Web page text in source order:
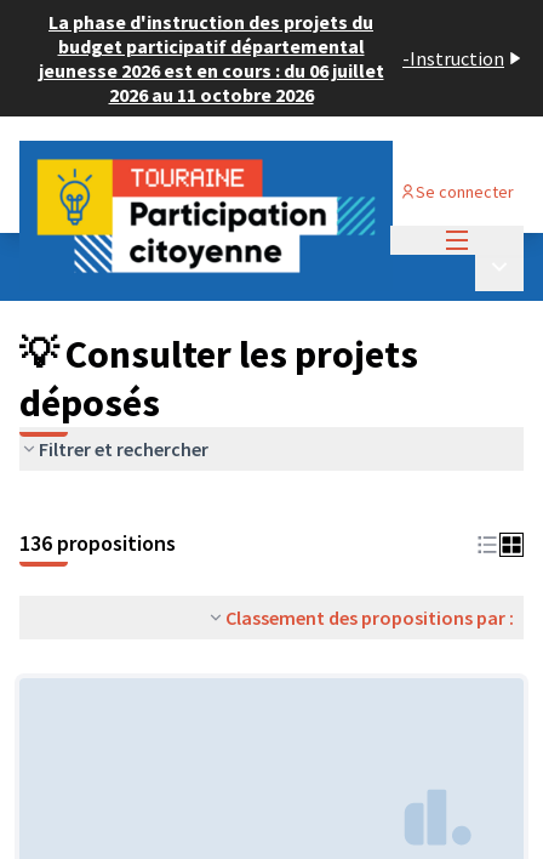
La phase d'instruction des projets du
budget participatif départemental
jeunesse 2026 est en cours : du 06 juillet
2026 au 11 octobre 2026
-Instruction
Se connecter
Budget Participatif JEUNESSE 2024
💡 Consulter les projets déposés
💡 Consulter les projets
déposés
Filtrer et rechercher
136 propositions
Classement des propositions par :